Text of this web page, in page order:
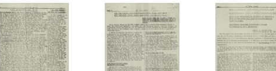
Sv., kriminalbetjent, Kbh. Amager Boulevard
Amager Fælledvej
Kbh. Andersen, Frode Albert, vognmand, Odense Arbejderbladet, Oslo
Athen
Aarhus Barsøe Jørgensen, Anders Chr., mekaniker, Kbh.
Bast, Jørgen, redaktør